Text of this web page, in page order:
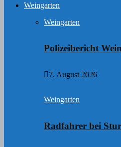
Weingarten
Weingarten
Polizeibericht
7. August 2026
Weingarten
Radfahrer bei